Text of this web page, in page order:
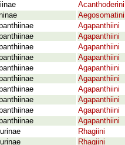
Acanthoderini
Aegosomatini
Agapanthiini
Agapanthiini
Agapanthiini
Agapanthiini
Agapanthiini
Agapanthiini
Agapanthiini
Agapanthiini
Agapanthiini
Agapanthiini
Rhagiini
Rhagiini